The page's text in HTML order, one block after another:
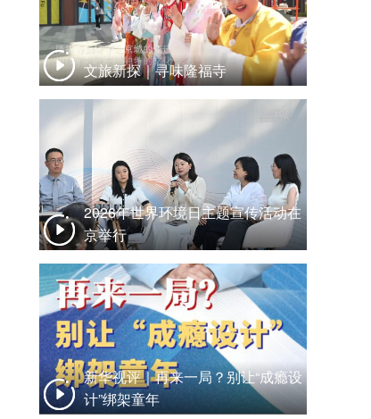
文旅新探｜寻味隆福寺
2026年世界环境日主题宣传活动在
京举行
新华视评｜再来一局？别让“成瘾设
计”绑架童年